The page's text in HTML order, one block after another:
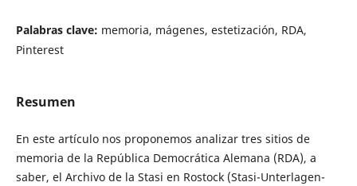
Palabras clave: memoria, mágenes, estetización, RDA,
Pinterest
Resumen
En este artículo nos proponemos analizar tres sitios de
memoria de la República Democrática Alemana (RDA), a
saber, el Archivo de la Stasi en Rostock (Stasi-Unterlagen-